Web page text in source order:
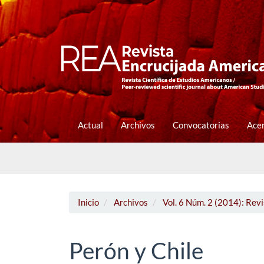
Navegación
Contenido
principal
Barra
Actual Archivos Convocatorias
Inicio Archivos Vol. 6 Núm. 2 (2014):
Perón y Chile